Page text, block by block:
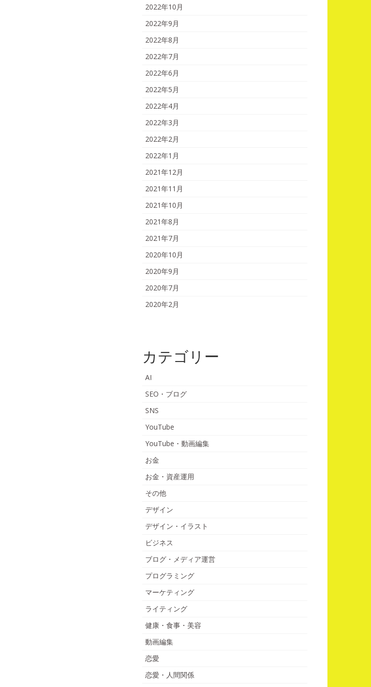
2022年10月
2022年9月
2022年8月
2022年7月
2022年6月
2022年5月
2022年4月
2022年3月
2022年2月
2022年1月
2021年12月
2021年11月
2021年10月
2021年8月
2021年7月
2020年10月
2020年9月
2020年7月
2020年2月
カテゴリー
AI
SEO・ブログ
SNS
YouTube
YouTube・動画編集
お金
お金・資産運用
その他
デザイン
デザイン・イラスト
ビジネス
ブログ・メディア運営
プログラミング
マーケティング
ライティング
健康・食事・美容
動画編集
恋愛
恋愛・人間関係